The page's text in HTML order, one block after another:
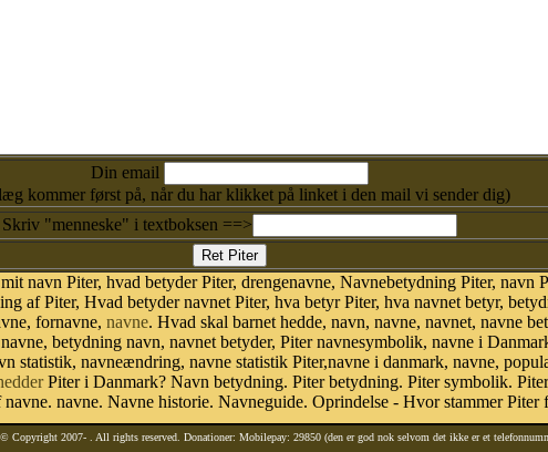
Din email
kommer først på, når du har klikket på linket i den mail vi sender dig)
Skriv "menneske" i textboksen ==>
navn Piter, hvad betyder Piter, drengenavne, Navnebetydning Piter, navn
af Piter, Hvad betyder navnet Piter, hva betyr Piter, hva navnet betyr,
fornavne, navne. Hvad skal barnet hedde, navn, navne, navnet, navne
betydning navn, navnet betyder, Piter navnesymbolik, navne i
statistik, navneændring, navne statistik Piter,navne i danmark, navne,
Piter i Danmark? Navn betydning. Piter betydning. Piter symbolik.
navne. Navne historie. Navneguide. Oprindelse - Hvor stammer Piter
© Copyright 2007- . All rights reserved. Donationer: Mobilepay: 29850 (den er god nok selvom det ikke er et